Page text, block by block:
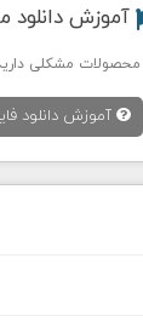
آموزش
محصولات مشکلی
آموزش دانلود